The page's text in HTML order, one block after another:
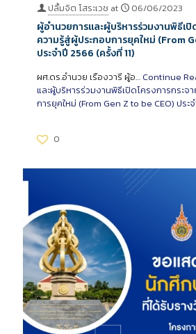
ปลื้มจิต โสระเวช at 06/06/2023
ผู้อำนวยการและผู้บริหารร่วมงานพิธีเปิ
ความรู้สู่ผู้ประกอบการยุคใหม่ (From
ประจำปี 2566 (ครั้งที่ 11)
ผศ.ดร.อำนวย เรืองวารี ผู้อ… Continue
และผู้บริหารร่วมงานพิธีเปิดโครงการกระจ
การยุคใหม่ (From Gen Z to be CEO) ประ
0